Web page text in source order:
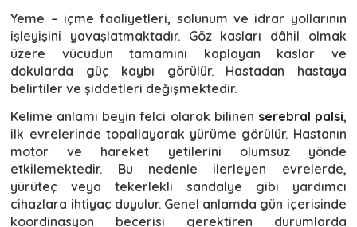
Yeme – içme faaliyetleri, solunum ve idrar yollarının
işleyişini yavaşlatmaktadır. Göz kasları dâhil olmak
üzere vücudun tamamını kaplayan kaslar ve
dokularda güç kaybı görülür. Hastadan hastaya
belirtiler ve şiddetleri değişmektedir.
Kelime anlamı beyin felci olarak bilinen serebral palsi,
ilk evrelerinde topallayarak yürüme görülür. Hastanın
motor ve hareket yetilerini olumsuz yönde
etkilemektedir. Bu nedenle ilerleyen evrelerde,
yürüteç veya tekerlekli sandalye gibi yardımcı
cihazlara ihtiyaç duyulur. Genel anlamda gün içerisinde
koordinasyon becerisi gerektiren durumlarda